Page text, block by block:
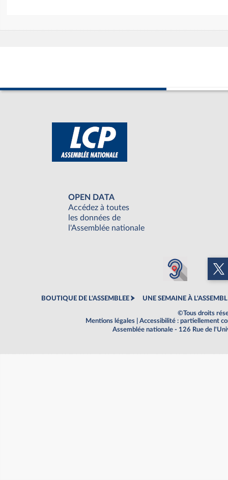
OPEN DATA
Accédez à toutes
les données de
l'Assemblée nationale
BOUTIQUE DE L'ASSEMBLEE UNE SEMAINE À
©Tous droits
Mentions légales
Accessibilité : partiellement
Assemblée nationale - 126 Rue de